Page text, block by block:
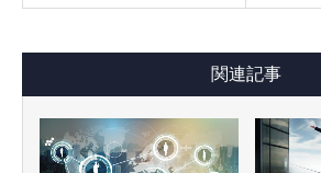
関連記事